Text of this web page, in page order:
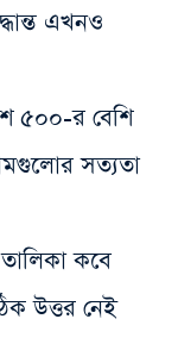
এখনও
৫০০-র বেশি
সত্যতা
তালিকা কবে
উত্তর নেই